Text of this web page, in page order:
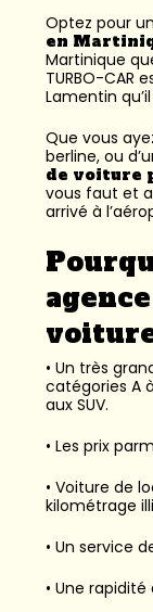
Optez pour
en
Martinique
TURBO-CAR
Lamentin
Que vous
berline, ou
de voiture
vous faut et
arrivé à
• Un très
catégories A
aux SUV.
• Les prix
• Voiture de
kilométrage
• Un service
• Une